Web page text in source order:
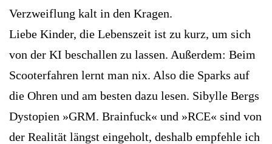
Verzweiflung kalt in den Kragen.
Liebe Kinder, die Lebenszeit ist zu kurz, um sich
von der KI beschallen zu lassen. Außerdem: Beim
Scooterfahren lernt man nix. Also die Sparks auf
die Ohren und am besten dazu lesen. Sibylle Bergs
Dystopien »GRM. Brainfuck« und »RCE« sind von
der Realität längst eingeholt, deshalb empfehle ich